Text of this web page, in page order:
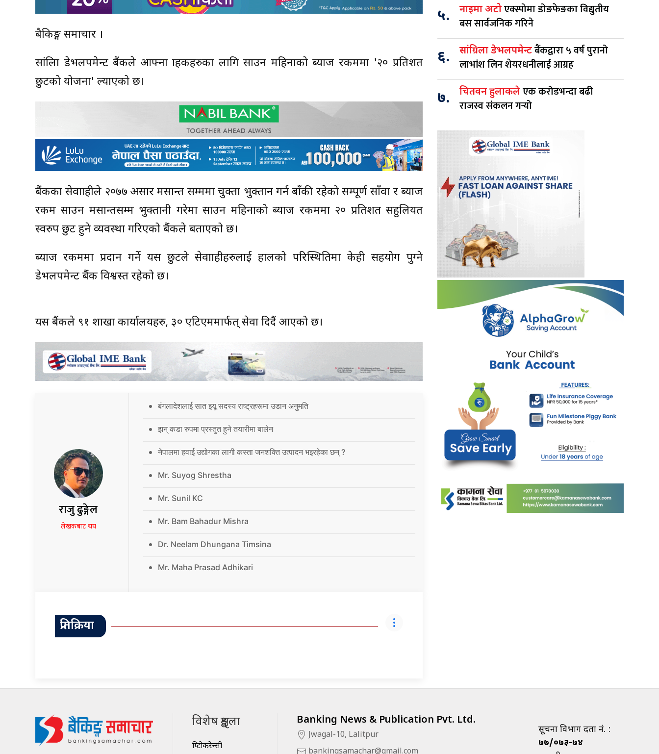
बैकिङ्ग समाचार ।
सांग्रिला डेभलपमेन्ट बैंकले आफ्ना ग्राहकहरुका लागि साउन महिनाको ब्याज रकममा '२० प्रतिशत
छुटको योजना' ल्याएको छ।
बैंकका सेवाग्राहीले २०७७ असार मसान्त सम्ममा चुक्ता भुक्तान गर्न बाँकी रहेको सम्पूर्ण साँवा र ब्याज
रकम साउन मसान्तसम्म भुक्तानी गरेमा साउन महिनाको ब्याज रकममा २० प्रतिशत सहुलियत
स्वरुप छुट हुने व्यवस्था गरिएको बैंकले बताएको छ।
ब्याज रकममा प्रदान गर्ने यस छुटले सेवाग्राहीहरुलाई हालको परिस्थितिमा केही सहयोग पुग्ने
डेभलपमेन्ट बैंक विश्वस्त रहेको छ।
यस बैंकले ९१ शाखा कार्यालयहरु, ३० एटिएममार्फत् सेवा दिदैं आएको छ।
राजु ढुङ्गेल
लेखकबाट थप
बंगलादेशलाई सात इयू सदस्य राष्ट्रहरूमा उडान अनुमति
झन् कडा रुपमा प्रस्तुत हुने तयारीमा बालेन
नेपालमा हवाई उद्योगका लागी कस्ता जनशक्ति उत्पादन भइरहेका छन् ?
Mr. Suyog Shrestha
Mr. Sunil KC
Mr. Bam Bahadur Mishra
Dr. Neelam Dhungana Timsina
Mr. Maha Prasad Adhikari
प्रतिक्रिया
५. नाइमा अटोएक्स्पोमा डोङफेङका विद्युतीय
बस सार्वजनिक गरिने
६. सांग्रिला डेभलपमेन्टबैंकद्वारा ५ वर्ष पुरानो
लाभांश लिन शेयरधनीलाई आग्रह
७. चितवन हुलाकलेएक करोडभन्दा बढी
राजस्व संकलन गर्‍यो
विशेष शृङ्खला
क्रिप्टोकरेन्सी
Banking News & Publication Pvt. Ltd.
Jwagal-10, Lalitpur
सूचना विभाग दर्ता नं. :
७७/०७३-७४